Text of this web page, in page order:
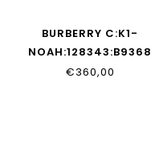
BURBERRY C:K1-
NOAH:128343:B9368
€360,00